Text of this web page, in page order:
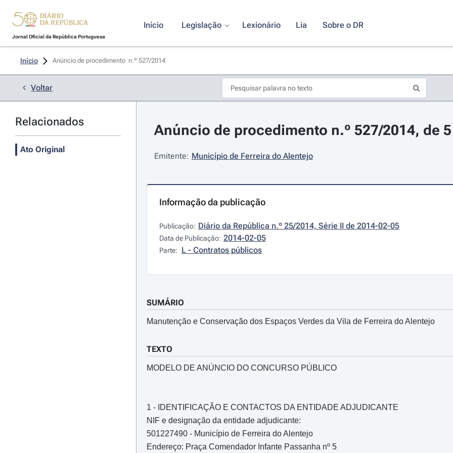
Jornal Oficial da República Portuguesa
Início Legislação Lexionário Lia Sobre o DR
Início Anúncio de procedimento  n.º 527/2014
Voltar
Relacionados
Ato Original
Anúncio de procedimento n.º 527/2014, de
Emitente: Município de Ferreira do Alentejo
Informação da publicação
Publicação: Diário da República n.º 25/2014, Série II de 2014-02-05
Data de Publicação: 2014-02-05
Parte: L - Contratos públicos
SUMÁRIO
Manutenção e Conservação dos Espaços Verdes da Vila de Ferreira do Alentejo
TEXTO
MODELO DE ANÚNCIO DO CONCURSO PÚBLICO
1 - IDENTIFICAÇÃO E CONTACTOS DA ENTIDADE ADJUDICANTE
NIF e designação da entidade adjudicante:
501227490 - Município de Ferreira do Alentejo
Endereço: Praça Comendador Infante Passanha nº 5